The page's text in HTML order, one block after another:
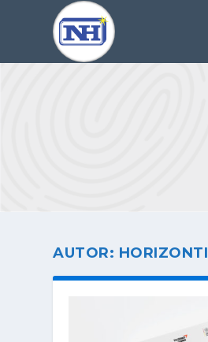
AUTOR: HORIZONTI